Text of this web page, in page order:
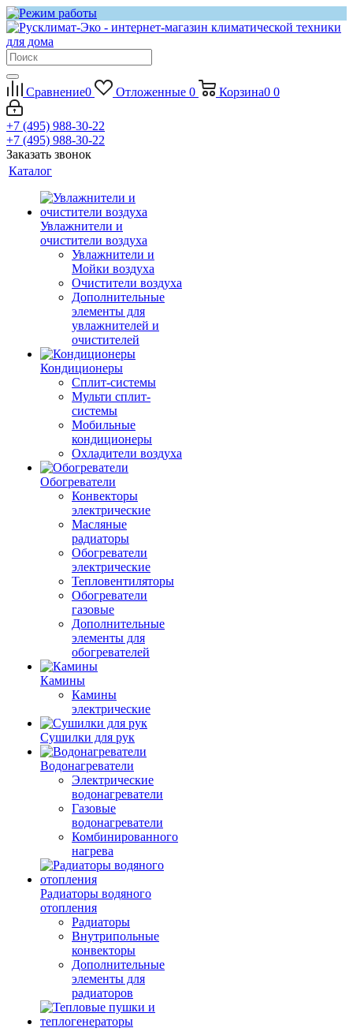
Сравнение0 Отложенные 0 Корзина0 0
+7 (495) 988-30-22
+7 (495) 988-30-22
Заказать звонок
Каталог
Увлажнители и
очистители воздуха
Увлажнители и
Мойки воздуха
Очистители воздуха
Дополнительные
элементы для
увлажнителей и
очистителей
Кондиционеры
Сплит-системы
Мульти сплит-
системы
Мобильные
кондиционеры
Охладители воздуха
Обогреватели
Конвекторы
электрические
Масляные
радиаторы
Обогреватели
электрические
Тепловентиляторы
Обогреватели
газовые
Дополнительные
элементы для
обогревателей
Камины
Камины
электрические
Сушилки для рук
Водонагреватели
Электрические
водонагреватели
Газовые
водонагреватели
Комбинированного
нагрева
Радиаторы водяного
отопления
Радиаторы
Внутрипольные
конвекторы
Дополнительные
элементы для
радиаторов